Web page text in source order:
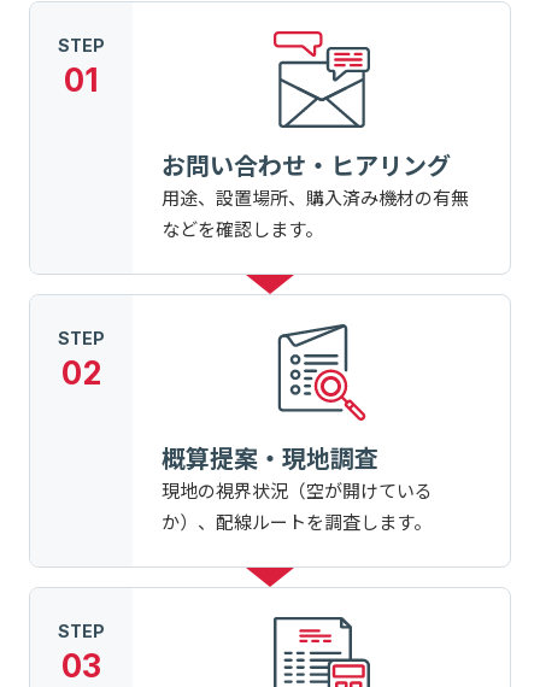
STEP
01
お問い合わせ・ヒアリング
用途、設置場所、購入済み機材の有無
などを確認します。
STEP
02
概算提案・現地調査
現地の視界状況（空が開けている
か）、配線ルートを調査します。
STEP
03